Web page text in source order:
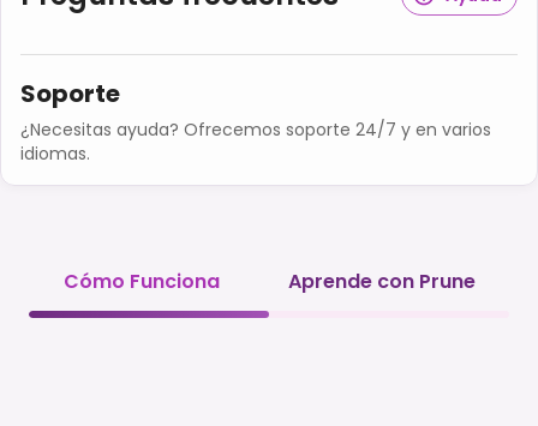
Soporte
¿Necesitas ayuda? Ofrecemos soporte 24/7 y en varios
idiomas.
Cómo Funciona Aprende con Prune